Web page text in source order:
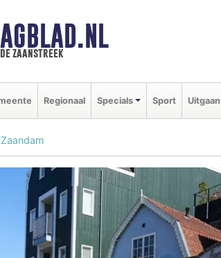
zaanstreek
Regionaal Specials Sport Uitgaan